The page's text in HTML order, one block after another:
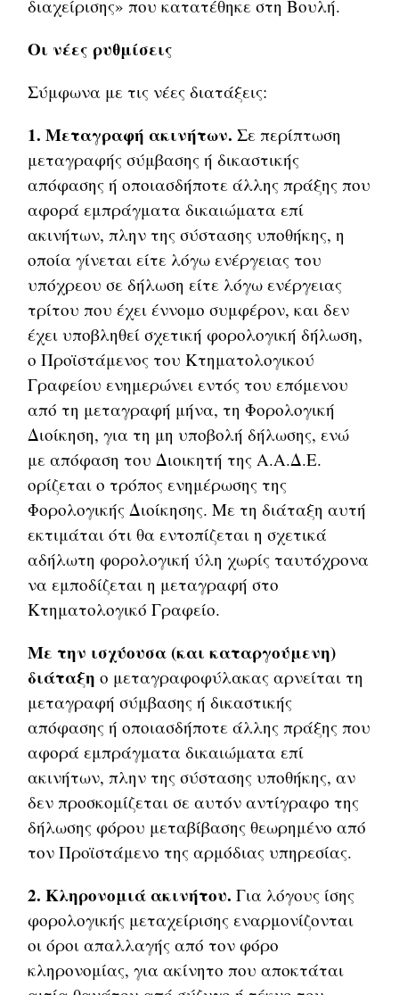
διαχείρισης» που κατατέθηκε στη Βουλή.
Οι νέες ρυθμίσεις
Σύμφωνα με τις νέες διατάξεις:
1. Μεταγραφή ακινήτων. Σε περίπτωση
μεταγραφής σύμβασης ή δικαστικής
απόφασης ή οποιασδήποτε άλλης πράξης που
αφορά εμπράγματα δικαιώματα επί
ακινήτων, πλην της σύστασης υποθήκης, η
οποία γίνεται είτε λόγω ενέργειας του
υπόχρεου σε δήλωση είτε λόγω ενέργειας
τρίτου που έχει έννομο συμφέρον, και δεν
έχει υποβληθεί σχετική φορολογική δήλωση,
ο Προϊστάμενος του Κτηματολογικού
Γραφείου ενημερώνει εντός του επόμενου
από τη μεταγραφή μήνα, τη Φορολογική
Διοίκηση, για τη μη υποβολή δήλωσης, ενώ
με απόφαση του Διοικητή της Α.Α.Δ.Ε.
ορίζεται ο τρόπος ενημέρωσης της
Φορολογικής Διοίκησης. Με τη διάταξη αυτή
εκτιμάται ότι θα εντοπίζεται η σχετικά
αδήλωτη φορολογική ύλη χωρίς ταυτόχρονα
να εμποδίζεται η μεταγραφή στο
Κτηματολογικό Γραφείο.
Με την ισχύουσα (και καταργούμενη)
διάταξη ο μεταγραφοφύλακας αρνείται τη
μεταγραφή σύμβασης ή δικαστικής
απόφασης ή οποιασδήποτε άλλης πράξης που
αφορά εμπράγματα δικαιώματα επί
ακινήτων, πλην της σύστασης υποθήκης, αν
δεν προσκομίζεται σε αυτόν αντίγραφο της
δήλωσης φόρου μεταβίβασης θεωρημένο από
τον Προϊστάμενο της αρμόδιας υπηρεσίας.
2. Κληρονομιά ακινήτου. Για λόγους ίσης
φορολογικής μεταχείρισης εναρμονίζονται
οι όροι απαλλαγής από τον φόρο
κληρονομίας, για ακίνητο που αποκτάται